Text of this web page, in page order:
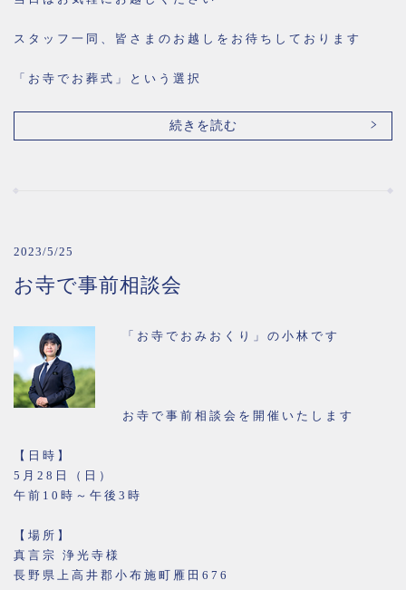
スタッフ一同、皆さまのお越しをお待ちしております
「お寺でお葬式」という選択
続きを読む
2023/5/25
お寺で事前相談会
「お寺でおみおくり」の小林です
お寺で事前相談会を開催いたします
【日時】
5月28日（日）
午前10時～午後3時
【場所】
真言宗 浄光寺様
長野県上高井郡小布施町雁田676